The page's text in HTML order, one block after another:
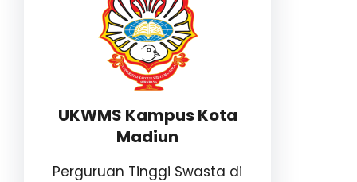
UKWMS Kampus Kota
Madiun
Perguruan Tinggi Swasta di